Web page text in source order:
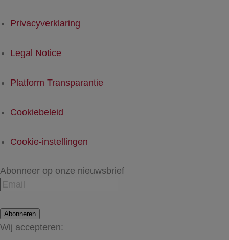
Privacyverklaring
Legal Notice
Platform Transparantie
Cookiebeleid
Cookie-instellingen
Abonneer op onze nieuwsbrief
Abonneren
Wij accepteren: